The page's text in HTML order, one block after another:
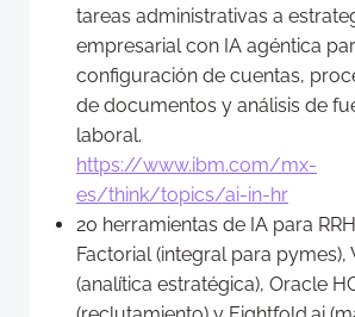
tareas administrativas a
empresarial con IA agéntica
configuración de cuentas,
de documentos y análisis de
laboral.
https://www.ibm.com/mx-
es/think/topics/ai-in-hr
20 herramientas de IA para
Factorial (integral para pymes),
(analítica estratégica), Oracle